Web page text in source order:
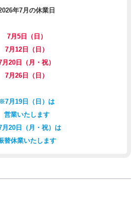
年7月の休業日
7月5日（日）
7月12日（日）
月20日（月・祝）
7月26日（日）
※7月19日（日）は
営業いたします
20日（月・祝）は
替休業いたします